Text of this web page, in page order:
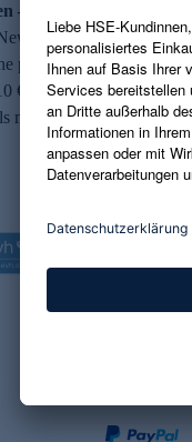
– 10 € Gutschein
abonnieren und
per E-Mail erhalten. Als
€ Gutschein. Eine
möglich.